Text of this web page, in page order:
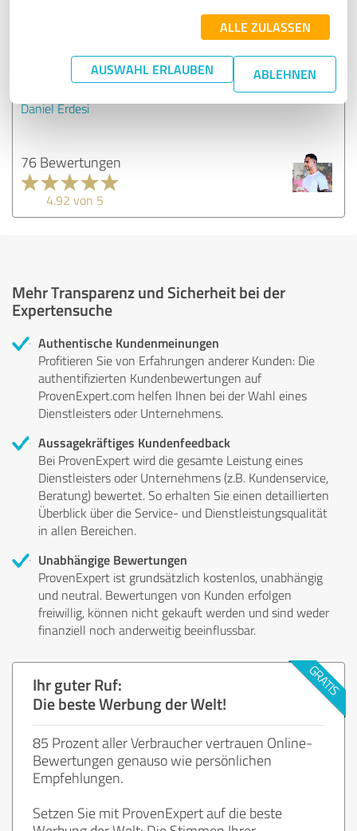
ALLE ZULASSEN
AUSWAHL ERLAUBEN ABLEHNEN
Erfahrungen zu weiteren
Anbietern aus dem Bereich
Dienstleistungen
Daniel Erdesi
76 Bewertungen
4.92 von 5
Mehr Transparenz und Sicherheit bei der
Expertensuche
Authentische Kundenmeinungen
Profitieren Sie von Erfahrungen anderer Kunden: Die
authentifizierten Kundenbewertungen auf
ProvenExpert.com helfen Ihnen bei der Wahl eines
Dienstleisters oder Unternehmens.
Aussagekräftiges Kundenfeedback
Bei ProvenExpert wird die gesamte Leistung eines
Dienstleisters oder Unternehmens (z.B. Kundenservice,
Beratung) bewertet. So erhalten Sie einen detaillierten
Überblick über die Service- und Dienstleistungsqualität
in allen Bereichen.
Unabhängige Bewertungen
ProvenExpert ist grundsätzlich kostenlos, unabhängig
und neutral. Bewertungen von Kunden erfolgen
freiwillig, können nicht gekauft werden und sind weder
finanziell noch anderweitig beeinflussbar.
Ihr guter Ruf:
Die beste Werbung der Welt!
85 Prozent aller Verbraucher vertrauen Online-
Bewertungen genauso wie persönlichen
Empfehlungen.
Setzen Sie mit ProvenExpert auf die beste